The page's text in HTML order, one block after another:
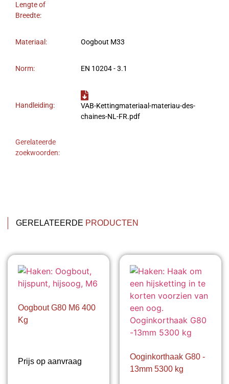
Lengte of
Breedte:
Materiaal: Oogbout M33
Norm: EN 10204 - 3.1
Handleiding:
VAB-Kettingmateriaal-materiau-des-
chaines-NL-FR.pdf
Gerelateerde
zoekwoorden:
GERELATEERDE PRODUCTEN
Oogbout G80 M6 400
Kg
Prijs op aanvraag
Ooginkorthaak G80 -
13mm 5300 kg